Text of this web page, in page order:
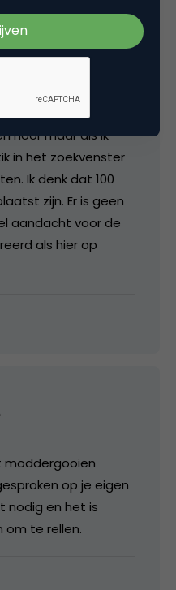
hoor maar als ik
in het zoekvenster
Ik denk dat 100
zijn. Er is geen
aandacht voor de
als hier op
moddergooien
op je eigen
nodig en het is
om te rellen.